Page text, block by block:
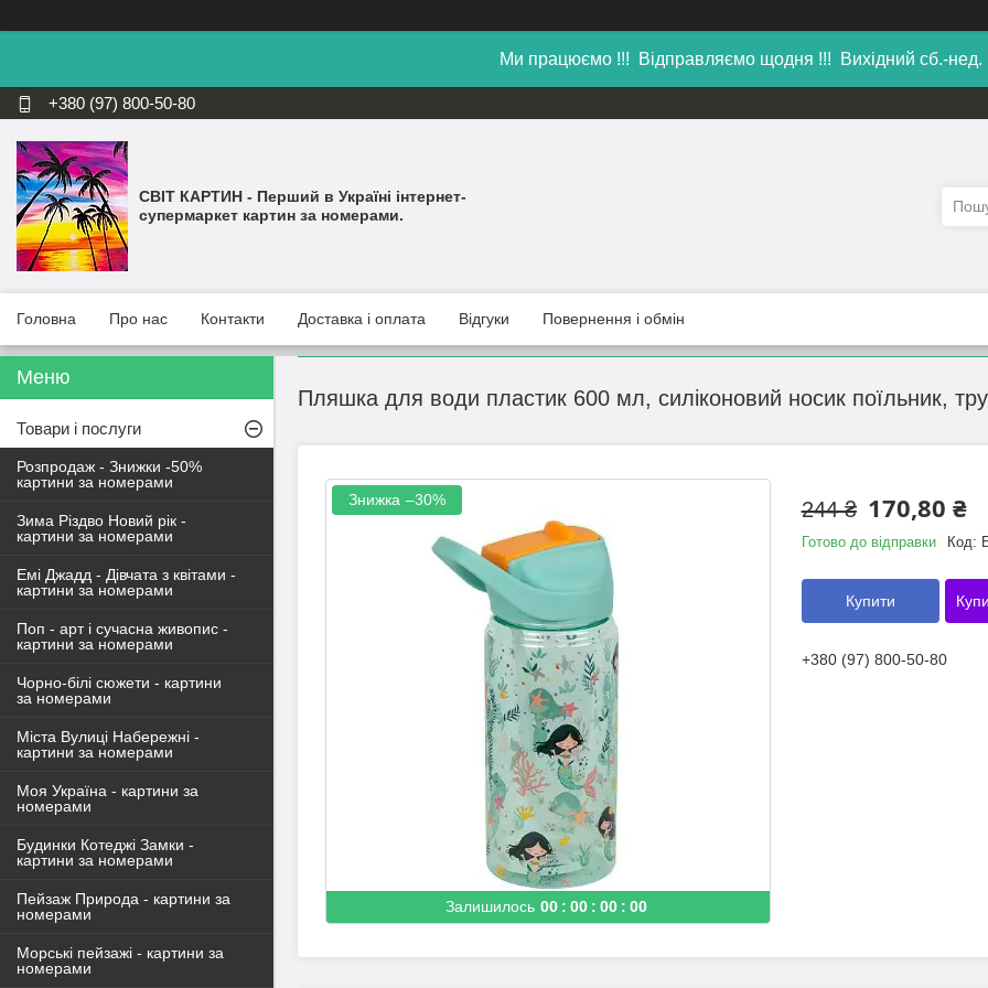
Ми працюємо !!! Відправляємо щодня !!! Вихідний сб.-нед.
+380 (97) 800-50-80
СВІТ КАРТИН - Перший в Україні інтернет-
супермаркет картин за номерами.
Головна Про нас Контакти Доставка і оплата Відгуки Повернення і обмін
Пляшка для води пластик 600 мл, силіконовий носик поїльник,
Залишилось 00 00 00 00
–30% 244 ₴ 170,80 ₴
Готово до відправки Код:
Купити
+380 (97) 800-50-80
Товари і послуги
Розпродаж - Знижки -50%
картини за номерами
Зима Різдво Новий рік -
картини за номерами
Емі Джадд - Дівчата з квітами -
картини за номерами
Поп - арт і сучасна живопис -
картини за номерами
Чорно-білі сюжети - картини
за номерами
Міста Вулиці Набережні -
картини за номерами
Моя Україна - картини за
номерами
Будинки Котеджі Замки -
картини за номерами
Пейзаж Природа - картини за
номерами
Морські пейзажі - картини за
номерами